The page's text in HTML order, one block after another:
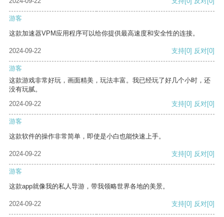
游客
这款加速器VPM应用程序可以给你提供最高速度和安全性的连接。
2024-09-22 支持[0] 反对[0]
游客
这款游戏非常好玩，画面精美，玩法丰富。我已经玩了好几个小时，还
没有玩腻。
2024-09-22
支持[0] 反对[0]
游客
这款软件的操作非常简单，即使是小白也能快速上手。
2024-09-22 支持[0] 反对[0]
游客
这款app就像我的私人导游，带我领略世界各地的美景。
2024-09-22 支持[0] 反对[0]